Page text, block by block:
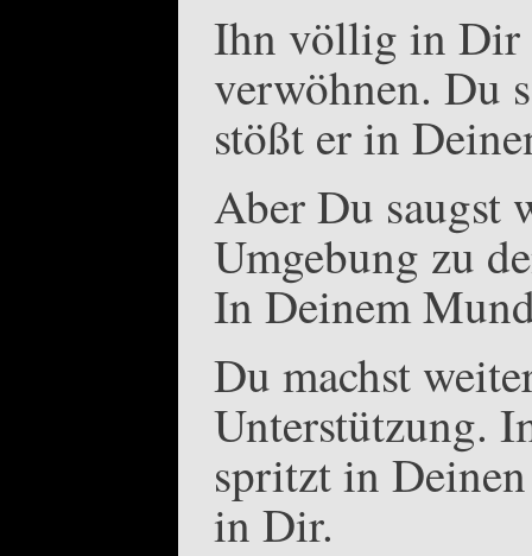
Ihn völlig in Dir
verwöhnen. Du
stößt er in
Aber Du saugst
Umgebung zu
In Deinem
Du machst
Unterstützung.
spritzt in
in Dir.